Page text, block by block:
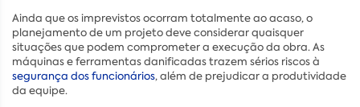
Ainda que os imprevistos ocorram totalmente ao acaso, o
planejamento de um projeto deve considerar quaisquer
situações que podem comprometer a execução da obra. As
máquinas e ferramentas danificadas trazem sérios riscos à
segurança dos funcionários, além de prejudicar a produtividade
da equipe.